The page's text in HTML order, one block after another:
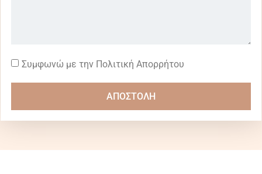
Συμφωνώ με την Πολιτική Απορρήτου
ΑΠΟΣΤΟΛΗ